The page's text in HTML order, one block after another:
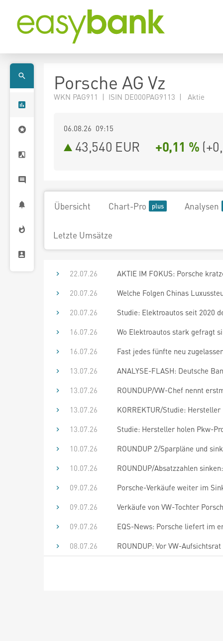
Porsche AG Vz
WKN PAG911 | ISIN DE000PAG9113 | Aktie
06.08.26 09:15
43,540 EUR +0,11 % (
Übersicht Chart-Pro Analysen
Letzte Umsätze
22.07.26
AKTIE IM FOKUS: Porsche
20.07.26
Welche Folgen Chinas
20.07.26
Studie: Elektroautos seit 2020
16.07.26
Wo Elektroautos stark gefragt
16.07.26
Fast jedes fünfte neu
13.07.26
ANALYSE-FLASH: Deutsche
13.07.26
ROUNDUP/VW-Chef nennt
13.07.26
KORREKTUR/Studie:
13.07.26
Studie: Hersteller holen Pkw-
10.07.26
ROUNDUP 2/Sparpläne und
10.07.26
ROUNDUP/Absatzzahlen
09.07.26
Porsche-Verkäufe weiter im
09.07.26
Verkäufe von VW-Tochter
09.07.26
EQS-News: Porsche liefert im
08.07.26
ROUNDUP: Vor VW-